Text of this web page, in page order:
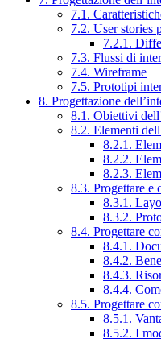
7.1.
7.2. User stories
7.2.1.
7.3. Flussi di
7.4. Wireframe
7.5. Prototipi
8. Progettazione
8.1. Obiettivi
8.2. Elementi
8.2.1.
8.2.2.
8.2.3.
8.3. Progettare e
8.3.1.
8.3.2.
8.4. Progettare
8.4.1.
8.4.2.
8.4.3.
8.4.4.
8.5. Progettare
8.5.1.
8.5.2. I